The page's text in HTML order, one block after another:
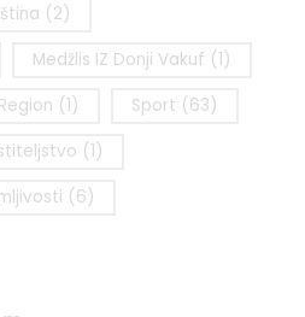
(2)
Medžlis IZ Donji Vakuf (1)
Region (1) Sport (63)
(1)
(6)